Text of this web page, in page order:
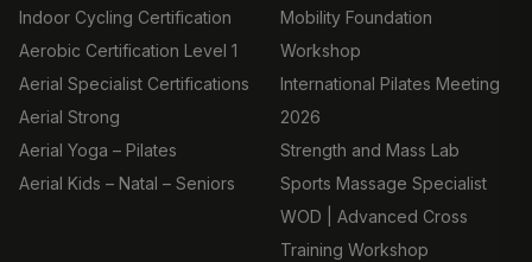
Indoor Cycling Certification
Aerobic Certification Level 1
Aerial Specialist Certifications
Aerial Strong
Aerial Yoga – Pilates
Aerial Kids – Natal – Seniors
Mobility Foundation
Workshop
International Pilates Meeting
2026
Strength and Mass Lab
Sports Massage Specialist
WOD | Advanced Cross
Training Workshop